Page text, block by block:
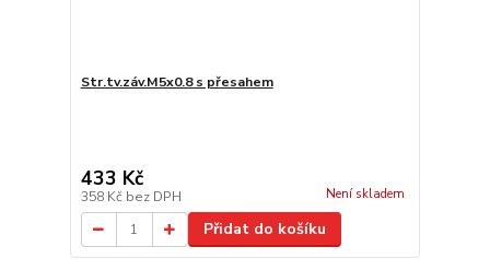
Str.tv.záv.M5x0.8 s přesahem
433 Kč
358 Kč bez DPH Není skladem
Přidat do košíku